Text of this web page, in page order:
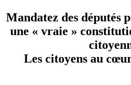
Mandatez des députés
une « vraie »
Les citoyens au